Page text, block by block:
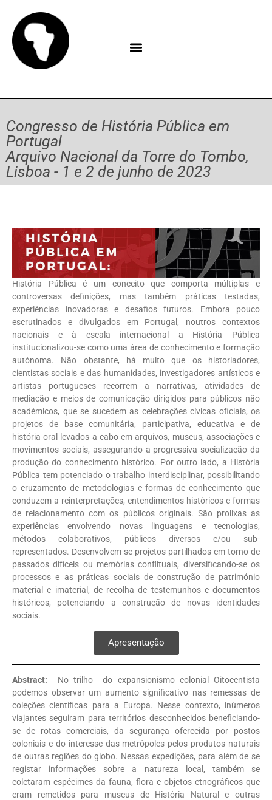
Congresso de História Pública em
Portugal
Arquivo Nacional da Torre do Tombo,
Lisboa - 1 e 2 de junho de 2023
História Pública é um conceito que comporta múltiplas e
controversas definições, mas também práticas testadas,
experiências inovadoras e desafios futuros. Embora pouco
escrutinados e divulgados em Portugal, noutros contextos
nacionais e à escala internacional a História Pública
institucionalizou-se como uma área de conhecimento e formação
autónoma. Não obstante, há muito que os historiadores,
cientistas sociais e das humanidades, investigadores artísticos e
artistas portugueses recorrem a narrativas, atividades de
mediação e meios de comunicação dirigidos para públicos não
académicos, que se sucedem as celebrações cívicas oficiais, os
projetos de base comunitária, participativa, educativa e de
história oral levados a cabo em arquivos, museus, associações e
movimentos sociais, assegurando a progressiva socialização da
produção do conhecimento histórico. Por outro lado, a História
Pública tem potenciado o trabalho interdisciplinar, possibilitando
o cruzamento de metodologias e formas de conhecimento que
conduzem a reinterpretações, entendimentos históricos e formas
de relacionamento com os públicos originais. São prolixas as
experiências envolvendo novas linguagens e tecnologias,
métodos colaborativos, públicos diversos e/ou sub-
representados. Desenvolvem-se projetos partilhados em torno de
passados difíceis ou memórias conflituais, diversificando-se os
processos e as práticas sociais de construção de património
material e imaterial, de recolha de testemunhos e documentos
históricos, potenciando a construção de novas identidades
sociais.
Apresentação
Abstract:
No trilho do expansionismo colonial Oitocentista
podemos observar um aumento significativo nas remessas de
coleções científicas para a Europa. Nesse contexto, inúmeros
viajantes seguiram para territórios desconhecidos beneficiando-
se de rotas comerciais, da segurança oferecida por postos
coloniais e do interesse das metrópoles pelos produtos naturais
de outras regiões do globo. Nessas expedições, para além de se
registar informações sobre a natureza local, também se
coletaram espécimes da fauna, flora e objetos etnográficos que
eram remetidos para museus de História Natural e outras